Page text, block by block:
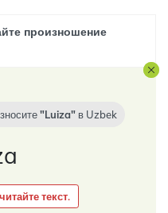
произношение
Luiza в Uzbek
текст.